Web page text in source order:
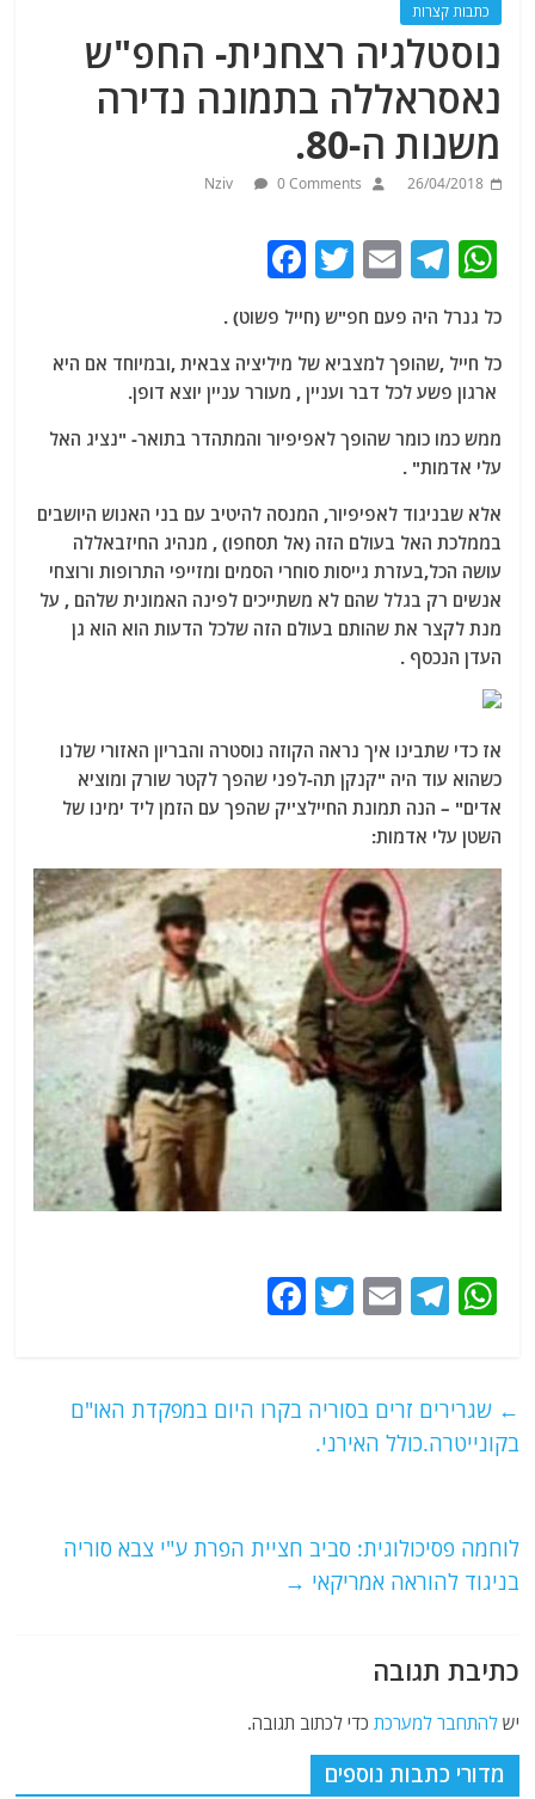
כתבות קצרות
נוסטלגיה רצחנית- החפ"ש
נאסראללה בתמונה נדירה
משנות ה-80.
26/04/2018
Nziv 0 Comments
W
h
at
s
A
p
p
T
e
g
ra
m
E
ai
l
T
w
itt
er
c
e
b
o
k
כל גנרל היה פעם חפ"ש (חייל פשוט) .
כל חייל ,שהופך למצביא של מיליציה צבאית ,ובמיוחד אם היא
ארגון פשע לכל דבר ועניין , מעורר עניין יוצא דופן.
ממש כמו כומר שהופך לאפיפיור והמתהדר בתואר- "נציג האל
עלי אדמות" .
אלא שבניגוד לאפיפיור, המנסה להיטיב עם בני האנוש היושבים
בממלכת האל בעולם הזה (אל תסחפו) , מנהיג החיזבאללה
עושה הכל,בעזרת גייסות סוחרי הסמים ומזייפי התרופות ורוצחי
אנשים רק בגלל שהם לא משתייכים לפינה האמונית שלהם , על
מנת לקצר את שהותם בעולם הזה שלכל הדעות הוא הוא גן
העדן הנכסף .
אז כדי שתבינו איך נראה הקוזה נוסטרה והבריון האזורי שלנו
כשהוא עוד היה "קנקן תה-לפני שהפך לקטר שורק ומוציא
אדים" – הנה תמונת החיילצ'יק שהפך עם הזמן ליד ימינו של
השטן עלי אדמות:
W
s
A
T
g
ra
E
l
T
er
e
k
← שגרירים זרים בסוריה בקרו היום במפקדת האו"ם
בקונייטרה.כולל האירני.
לוחמה פסיכולוגית: סביב חציית הפרת ע"י צבא סוריה
בניגוד להוראה אמריקאי →
כתיבת תגובה
ישלהתחבר למערכת כדי לכתוב תגובה.
מדורי כתבות נוספים